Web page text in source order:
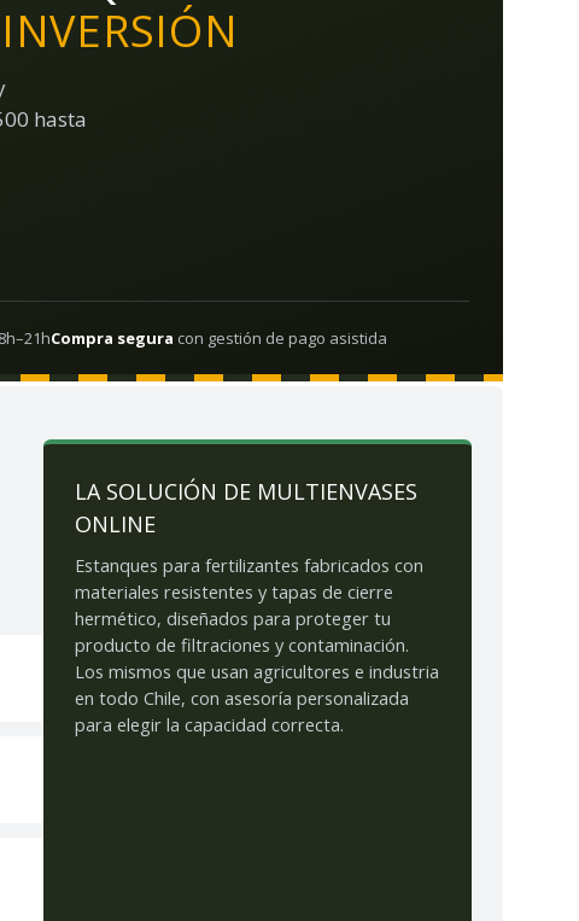
hasta
Compra segura con gestión de pago asistida
LA SOLUCIÓN DE MULTIENVASES
ONLINE
Estanques para fertilizantes fabricados con
materiales resistentes y tapas de cierre
hermético, diseñados para proteger tu
producto de filtraciones y contaminación.
Los mismos que usan agricultores e industria
en todo Chile, con asesoría personalizada
para elegir la capacidad correcta.